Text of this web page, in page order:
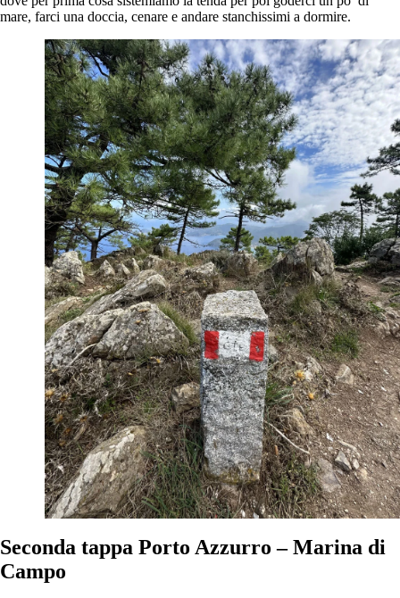
mare, farci una doccia, cenare e andare stanchissimi a dormire.
Seconda tappa Porto Azzurro – Marina di
Campo